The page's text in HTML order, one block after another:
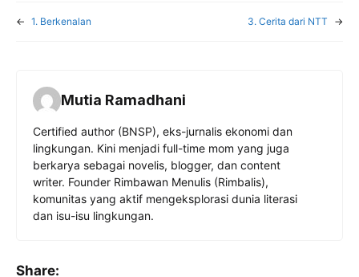
← 1. Berkenalan 3. Cerita dari NTT →
Mutia Ramadhani
Certified author (BNSP), eks-jurnalis ekonomi dan
lingkungan. Kini menjadi full-time mom yang juga
berkarya sebagai novelis, blogger, dan content
writer. Founder Rimbawan Menulis (Rimbalis),
komunitas yang aktif mengeksplorasi dunia literasi
dan isu-isu lingkungan.
Share: